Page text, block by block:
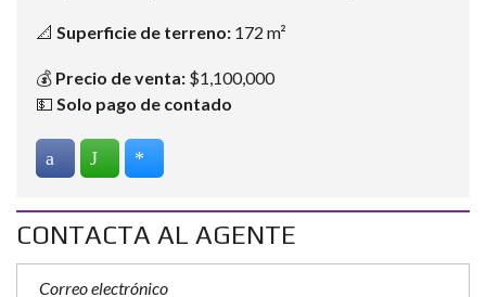
📐 Superficie de terreno: 172 m²
💰 Precio de venta: $1,100,000
💵 Solo pago de contado
CONTACTA AL AGENTE